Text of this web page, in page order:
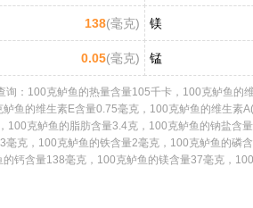
138(毫克) 镁
0.05(毫克) 锰
询：100克鲈鱼的热量含量105千卡，100克鲈鱼
鱼的维生素E含量0.75毫克，100克鲈鱼的维生素
100克鲈鱼的脂肪含量3.4克，100克鲈鱼的钠盐含
毫克，100克鲈鱼的铁含量2毫克，100克鲈鱼的磷
钙含量138毫克，100克鲈鱼的镁含量37毫克，